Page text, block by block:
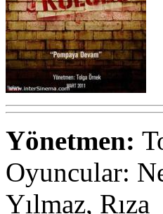
Yönetmen:
Oyuncular:
Yılmaz, Rıza